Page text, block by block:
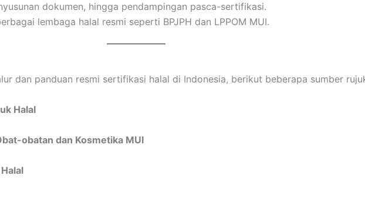
dokumen, hingga pendampingan pasca-sertifikasi.
lembaga halal resmi seperti BPJPH dan LPPOM MUI.
dan panduan resmi sertifikasi halal di Indonesia, berikut beberapa sumber
Halal
obatan dan Kosmetika MUI